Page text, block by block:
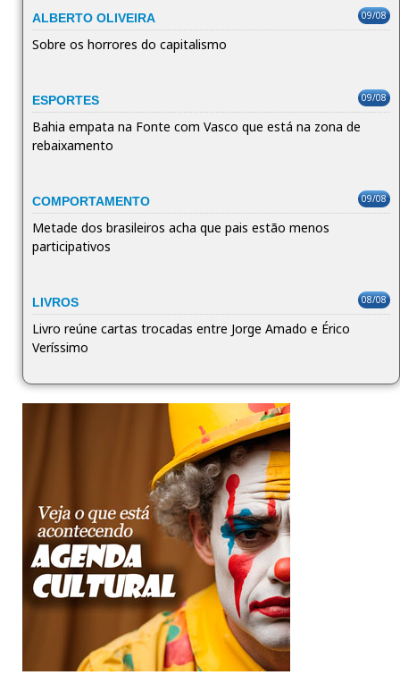
ALBERTO OLIVEIRA 09/08
Sobre os horrores do capitalismo
ESPORTES 09/08
Bahia empata na Fonte com Vasco que está na zona de
rebaixamento
COMPORTAMENTO 09/08
Metade dos brasileiros acha que pais estão menos
participativos
LIVROS 08/08
Livro reúne cartas trocadas entre Jorge Amado e Érico
Veríssimo